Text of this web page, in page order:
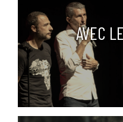
AVEC